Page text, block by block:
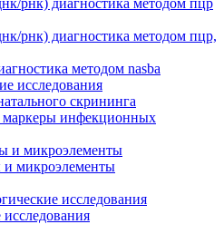
рнк) диагностика методом пцр
рнк) диагностика методом пцр,
методом nasba
исследования
скрининга
маркеры инфекционных
и микроэлементы
микроэлементы
исследования